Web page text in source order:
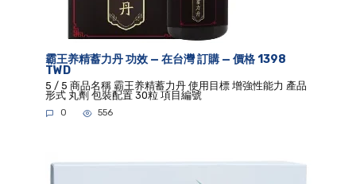
霸王养精蓄力丹 功效 — 在台灣 訂購 — 價格 1398
TWD
5 / 5 商品名稱 霸王养精蓄力丹 使用目標 增強性能力 產品
形式 丸劑 包裝配置 30粒 項目編號
0 556